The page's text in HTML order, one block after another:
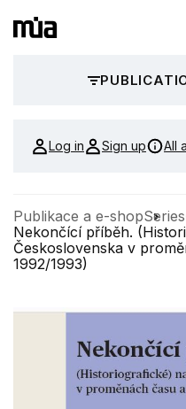
Log in Sign up All
Publikace a e-shopSeries
Nekončící příběh.
Československa v
1992/1993)